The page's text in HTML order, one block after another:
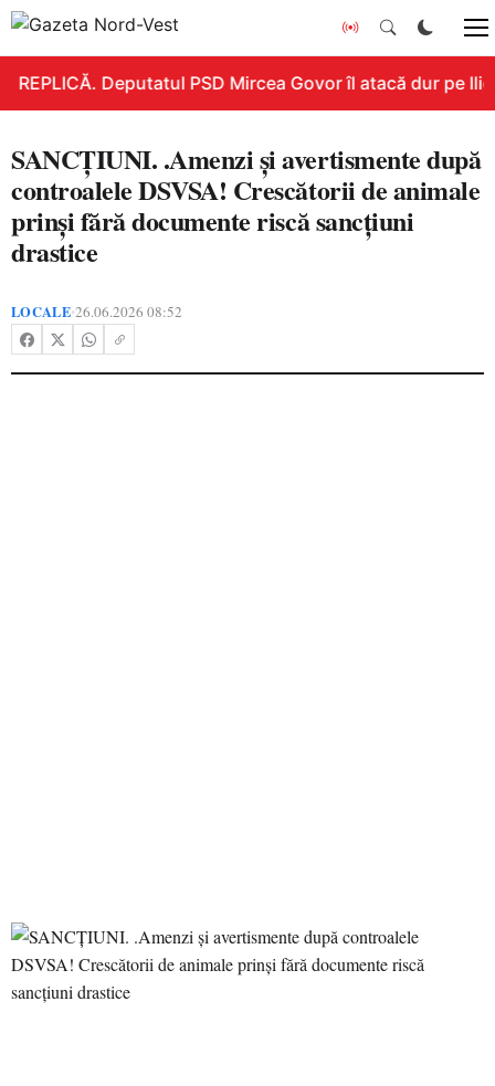
REPLICĂ. Deputatul PSD Mircea Govor îl atacă dur pe
SANCȚIUNI. .Amenzi și avertismente după
controalele DSVSA! Crescătorii de animale
prinși fără documente riscă sancțiuni
drastice
LOCALE•26.06.2026 08:52